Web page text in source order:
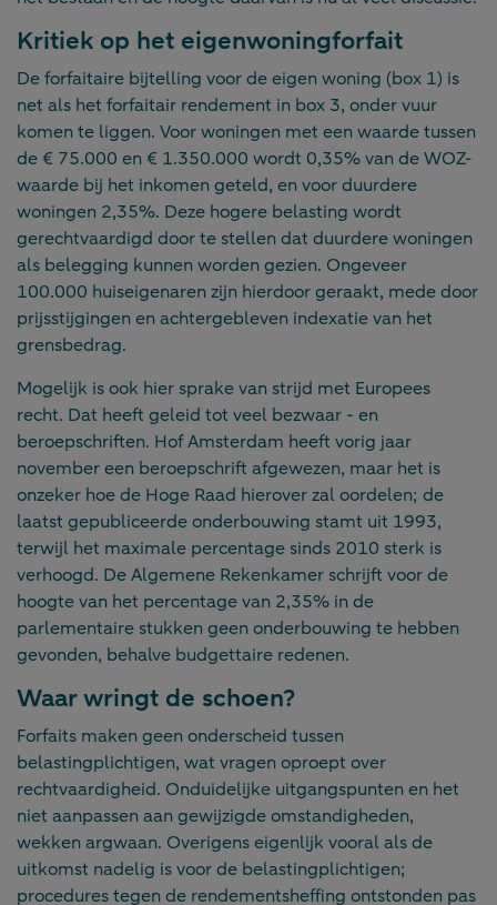
Kritiek op het eigenwoningforfait
De forfaitaire bijtelling voor de eigen woning (box 1) is
net als het forfaitair rendement in box 3, onder vuur
komen te liggen. Voor woningen met een waarde tussen
de € 75.000 en € 1.350.000 wordt 0,35% van de WOZ-
waarde bij het inkomen geteld, en voor duurdere
woningen 2,35%. Deze hogere belasting wordt
gerechtvaardigd door te stellen dat duurdere woningen
als belegging kunnen worden gezien. Ongeveer
100.000 huiseigenaren zijn hierdoor geraakt, mede door
prijsstijgingen en achtergebleven indexatie van het
grensbedrag.
Mogelijk is ook hier sprake van strijd met Europees
recht. Dat heeft geleid tot veel bezwaar - en
beroepschriften. Hof Amsterdam heeft vorig jaar
november een beroepschrift afgewezen, maar het is
onzeker hoe de Hoge Raad hierover zal oordelen; de
laatst gepubliceerde onderbouwing stamt uit 1993,
terwijl het maximale percentage sinds 2010 sterk is
verhoogd. De Algemene Rekenkamer schrijft voor de
hoogte van het percentage van 2,35% in de
parlementaire stukken geen onderbouwing te hebben
gevonden, behalve budgettaire redenen.
Waar wringt de schoen?
Forfaits maken geen onderscheid tussen
belastingplichtigen, wat vragen oproept over
rechtvaardigheid. Onduidelijke uitgangspunten en het
niet aanpassen aan gewijzigde omstandigheden,
wekken argwaan. Overigens eigenlijk vooral als de
uitkomst nadelig is voor de belastingplichtigen;
procedures tegen de rendementsheffing ontstonden pas